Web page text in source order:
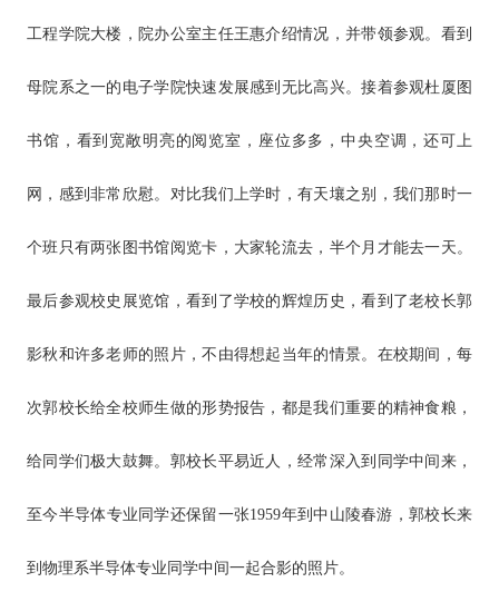
工程学院大楼，院办公室主任王惠介绍情况，并带领参观。看到
母院系之一的电子学院快速发展感到无比高兴。接着参观杜厦图
书馆，看到宽敞明亮的阅览室，座位多多，中央空调，还可上
网，感到非常欣慰。对比我们上学时，有天壤之别，我们那时一
个班只有两张图书馆阅览卡，大家轮流去，半个月才能去一天。
最后参观校史展览馆，看到了学校的辉煌历史，看到了老校长郭
影秋和许多老师的照片，不由得想起当年的情景。在校期间，每
次郭校长给全校师生做的形势报告，都是我们重要的精神食粮，
给同学们极大鼓舞。郭校长平易近人，经常深入到同学中间来，
至今半导体专业同学还保留一张1959年到中山陵春游，郭校长来
到物理系半导体专业同学中间一起合影的照片。